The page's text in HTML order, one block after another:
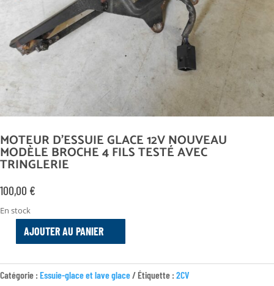
MOTEUR D’ESSUIE GLACE 12V NOUVEAU
MODÈLE BROCHE 4 FILS TESTÉ AVEC
TRINGLERIE
100,00 €
En stock
QUANTITÉ
MOTEUR
D'ESSUIE
AJOUTER AU PANIER
Catégorie : Essuie-glace et lave glace Étiquette : 2CV